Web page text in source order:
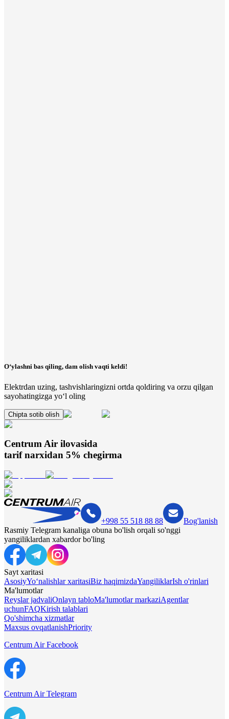
O‘ylashni bas qiling, dam olish vaqti keldi!
Elektrdan uzing, tashvishlaringizni ortda qoldiring va orzu qilgan
sayohatingizga yo‘l oling
Chipta sotib olish
Centrum Air ilovasida
tarif narxidan 5% chegirma
+998 55 518 88 88
Bog'lanish
Rasmiy Telegram kanaliga obuna bo'lish orqali so'nggi
yangiliklardan xabardor bo'ling
Sayt xaritasi
AsosiyYo‘nalishlar xaritasiBiz haqimizdaYangiliklarIsh o'rinlari
Ma'lumotlar
Reyslar jadvaliOnlayn tabloMa'lumotlar markaziAgentlar
uchunFAQKirish talablari
Qo'shimcha xizmatlar
Maxsus ovqatlanishPriority
Centrum Air Facebook
Centrum Air Telegram